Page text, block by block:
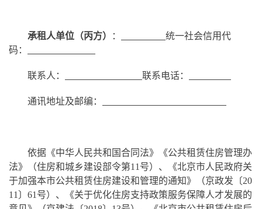
承租人单位（丙方） ：
统一社会信用代
码：
联系人： 联系电话：
通讯地址及邮编：
依据《中华人民共和国合同法》《公共租赁住房管理办
法》（住房和城乡建设部令第11号）、《北京市人民政府关
于加强本市公共租赁住房建设和管理的通知》（京政发〔20
11〕61号）、《关于优化住房支持政策服务保障人才发展的